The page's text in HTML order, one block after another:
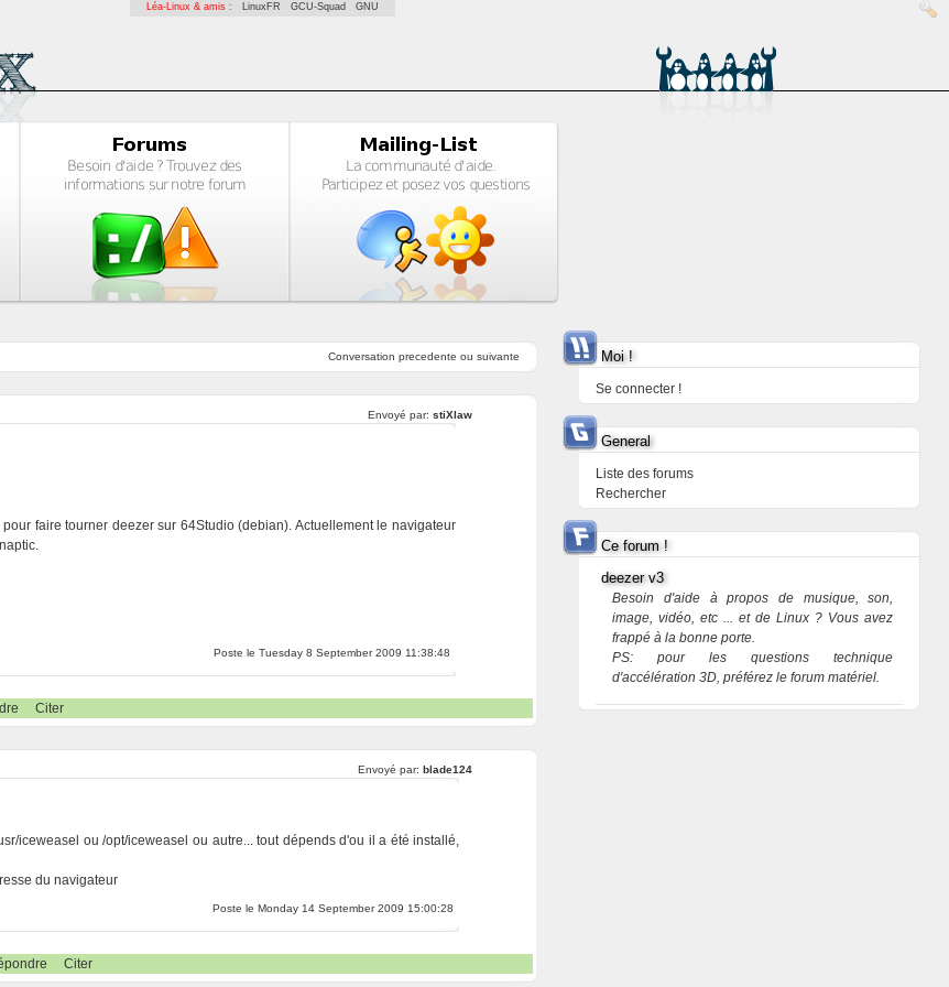
Léa-Linux & amis : LinuxFR GCU-Squad GNU
Conversation precedente ou suivante
Envoyé par: stiXlaw
faire tourner deezer sur 64Studio (debian). Actuellement le navigateur
Poste le Tuesday 8 September 2009 11:38:48
Citer
Envoyé par: blade124
iceweasel ou /opt/iceweasel ou autre... tout dépends d'ou il a été installé,
du navigateur
Poste le Monday 14 September 2009 15:00:28
Citer
Moi !
Se connecter !
General
Liste des forums
Rechercher
Ce forum !
deezer v3
Besoin d'aide à propos de musique, son,
image, vidéo, etc ... et de Linux ? Vous avez
frappé à la bonne porte.
PS: pour les questions technique
d'accélération 3D, préférez le forum matériel.